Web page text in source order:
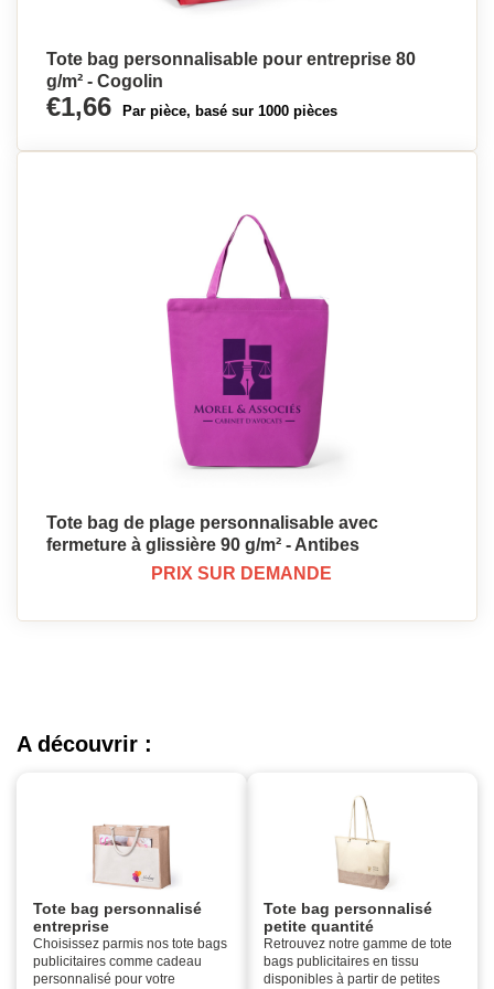
Tote bag personnalisable pour entreprise 80
g/m² - Cogolin
€1,66 Par pièce, basé sur 1000 pièces
Tote bag de plage personnalisable avec
fermeture à glissière 90 g/m² - Antibes
PRIX SUR DEMANDE
A découvrir :
Tote bag personnalisé
entreprise
Choisissez parmis nos tote bags
publicitaires comme cadeau
personnalisé pour votre
Tote bag personnalisé
petite quantité
Retrouvez notre gamme de tote
bags publicitaires en tissu
disponibles à partir de petites